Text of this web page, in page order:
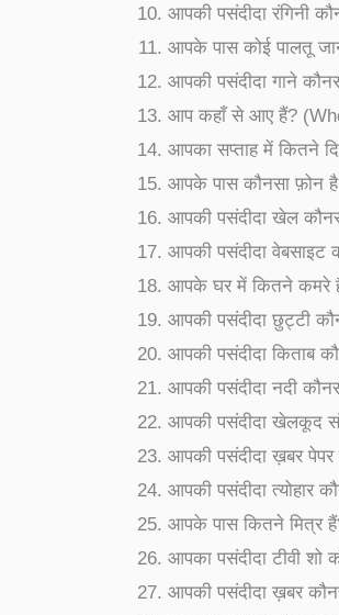
आपकी पसंदीदा रंगिनी
आपके पास कोई पालतू
आपकी पसंदीदा गाने
आप कहाँ से आए हैं?
आपका सप्ताह में कितने
आपके पास कौनसा फ़ोन
आपकी पसंदीदा खेल
आपकी पसंदीदा
आपके घर में कितने कमरे
आपकी पसंदीदा छुट्टी
आपकी पसंदीदा किताब
आपकी पसंदीदा नदी
आपकी पसंदीदा खेलकूद
आपकी पसंदीदा ख़बर
आपकी पसंदीदा
आपके पास कितने मित्र
आपका पसंदीदा टीवी
आपकी पसंदीदा ख़बर